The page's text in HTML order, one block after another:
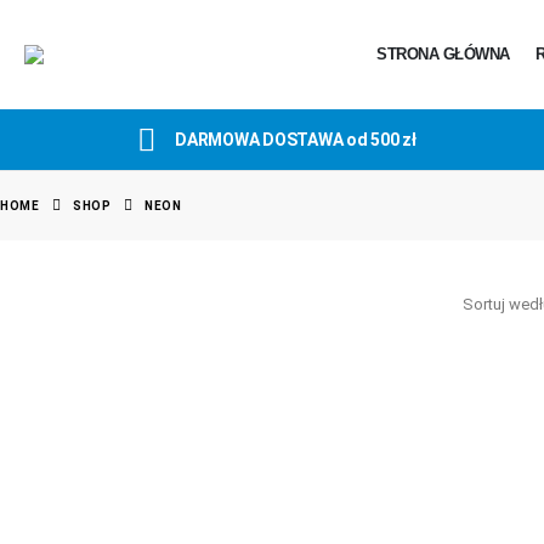
STRONA GŁÓWNA
DARMOWA DOSTAWA od 500 zł
HOME SHOP NEON
Sortuj